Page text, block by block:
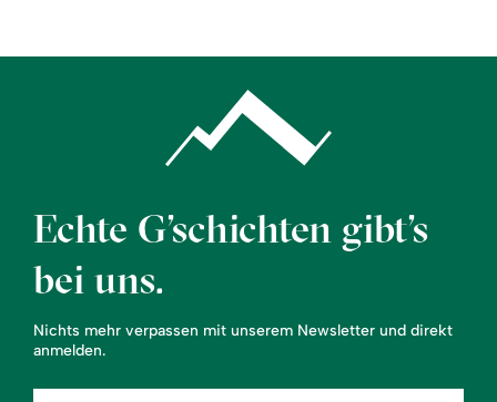
Echte G’schichten gibt’s
bei uns.
Nichts mehr verpassen mit unserem Newsletter und direkt
anmelden.